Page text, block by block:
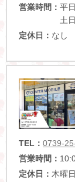
営業時間： 平
土日祝
定休日： なし
TEL： 0739-
営業時間：
定休日： 木曜日